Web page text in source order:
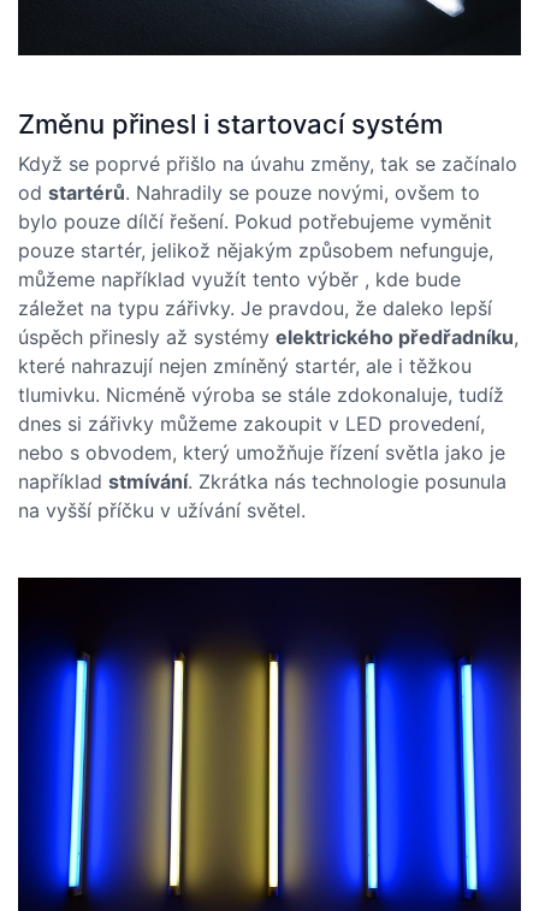
Změnu přinesl i startovací systém
Když se poprvé přišlo na úvahu změny, tak se začínalo
od startérů. Nahradily se pouze novými, ovšem to
bylo pouze dílčí řešení. Pokud potřebujeme vyměnit
pouze startér, jelikož nějakým způsobem nefunguje,
můžeme například využít tento výběr , kde bude
záležet na typu zářivky. Je pravdou, že daleko lepší
úspěch přinesly až systémy elektrického předřadníku,
které nahrazují nejen zmíněný startér, ale i těžkou
tlumivku. Nicméně výroba se stále zdokonaluje, tudíž
dnes si zářivky můžeme zakoupit v LED provedení,
nebo s obvodem, který umožňuje řízení světla jako je
například stmívání. Zkrátka nás technologie posunula
na vyšší příčku v užívání světel.